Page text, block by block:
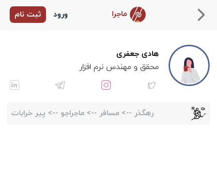
ماجرا ورود ثبت نام
هادی جعفری
محقق و مهندس نرم افزار
رهگذر --> مسافر --> ماجراجو --> پیر خرابات